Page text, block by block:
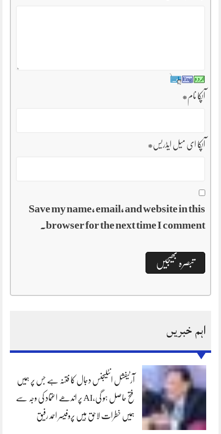
آپکا نام*
آپکا ای میل ایڈریس*
Save my name, email, and website in this
browser for the next time I comment.
اہم خبریں
آرٹیفشل انٹلیجنس دجال کا فتنہ ہے جس پر ہمیں
فتح حاصل ہو گی،AI پر اندھے اعتماد کی وجہ سے
ہمیں خطرات لاحق ہیں پروفیسر احمد رفیق